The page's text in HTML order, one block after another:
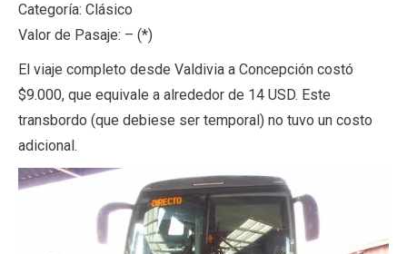
Categoría: Clásico
Valor de Pasaje: – (*)
El viaje completo desde Valdivia a Concepción costó
$9.000, que equivale a alrededor de 14 USD. Este
transbordo (que debiese ser temporal) no tuvo un costo
adicional.